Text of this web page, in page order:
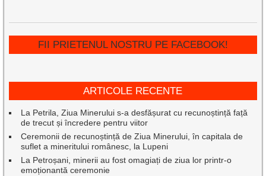
FII PRIETENUL NOSTRU PE FACEBOOK!
ARTICOLE RECENTE
La Petrila, Ziua Minerului s-a desfășurat cu recunoștință față
de trecut și încredere pentru viitor
Ceremonii de recunoștință de Ziua Minerului, în capitala de
suflet a mineritului românesc, la Lupeni
La Petroșani, minerii au fost omagiați de ziua lor printr-o
emoționantă ceremonie